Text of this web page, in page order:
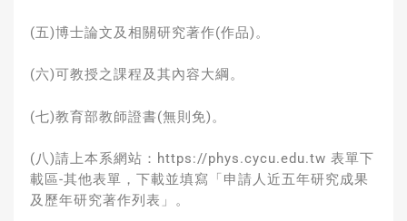
(五)博士論文及相關研究著作(作品)。
(六)可教授之課程及其內容大綱。
(七)教育部教師證書(無則免)。
(八)請上本系網站：https://phys.cycu.edu.tw 表單下
載區-其他表單，下載並填寫「申請人近五年研究成果
及歷年研究著作列表」。